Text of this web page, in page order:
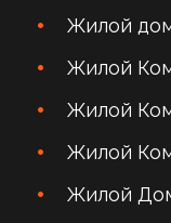
Жилой дом
Жилой
Жилой
Жилой
Жилой